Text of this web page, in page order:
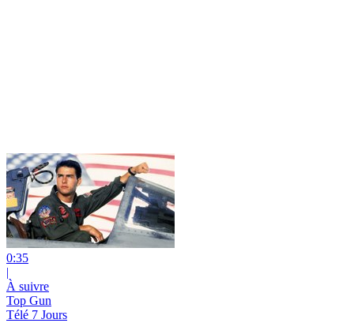
0:35
|
À suivre
Top Gun
Télé 7 Jours